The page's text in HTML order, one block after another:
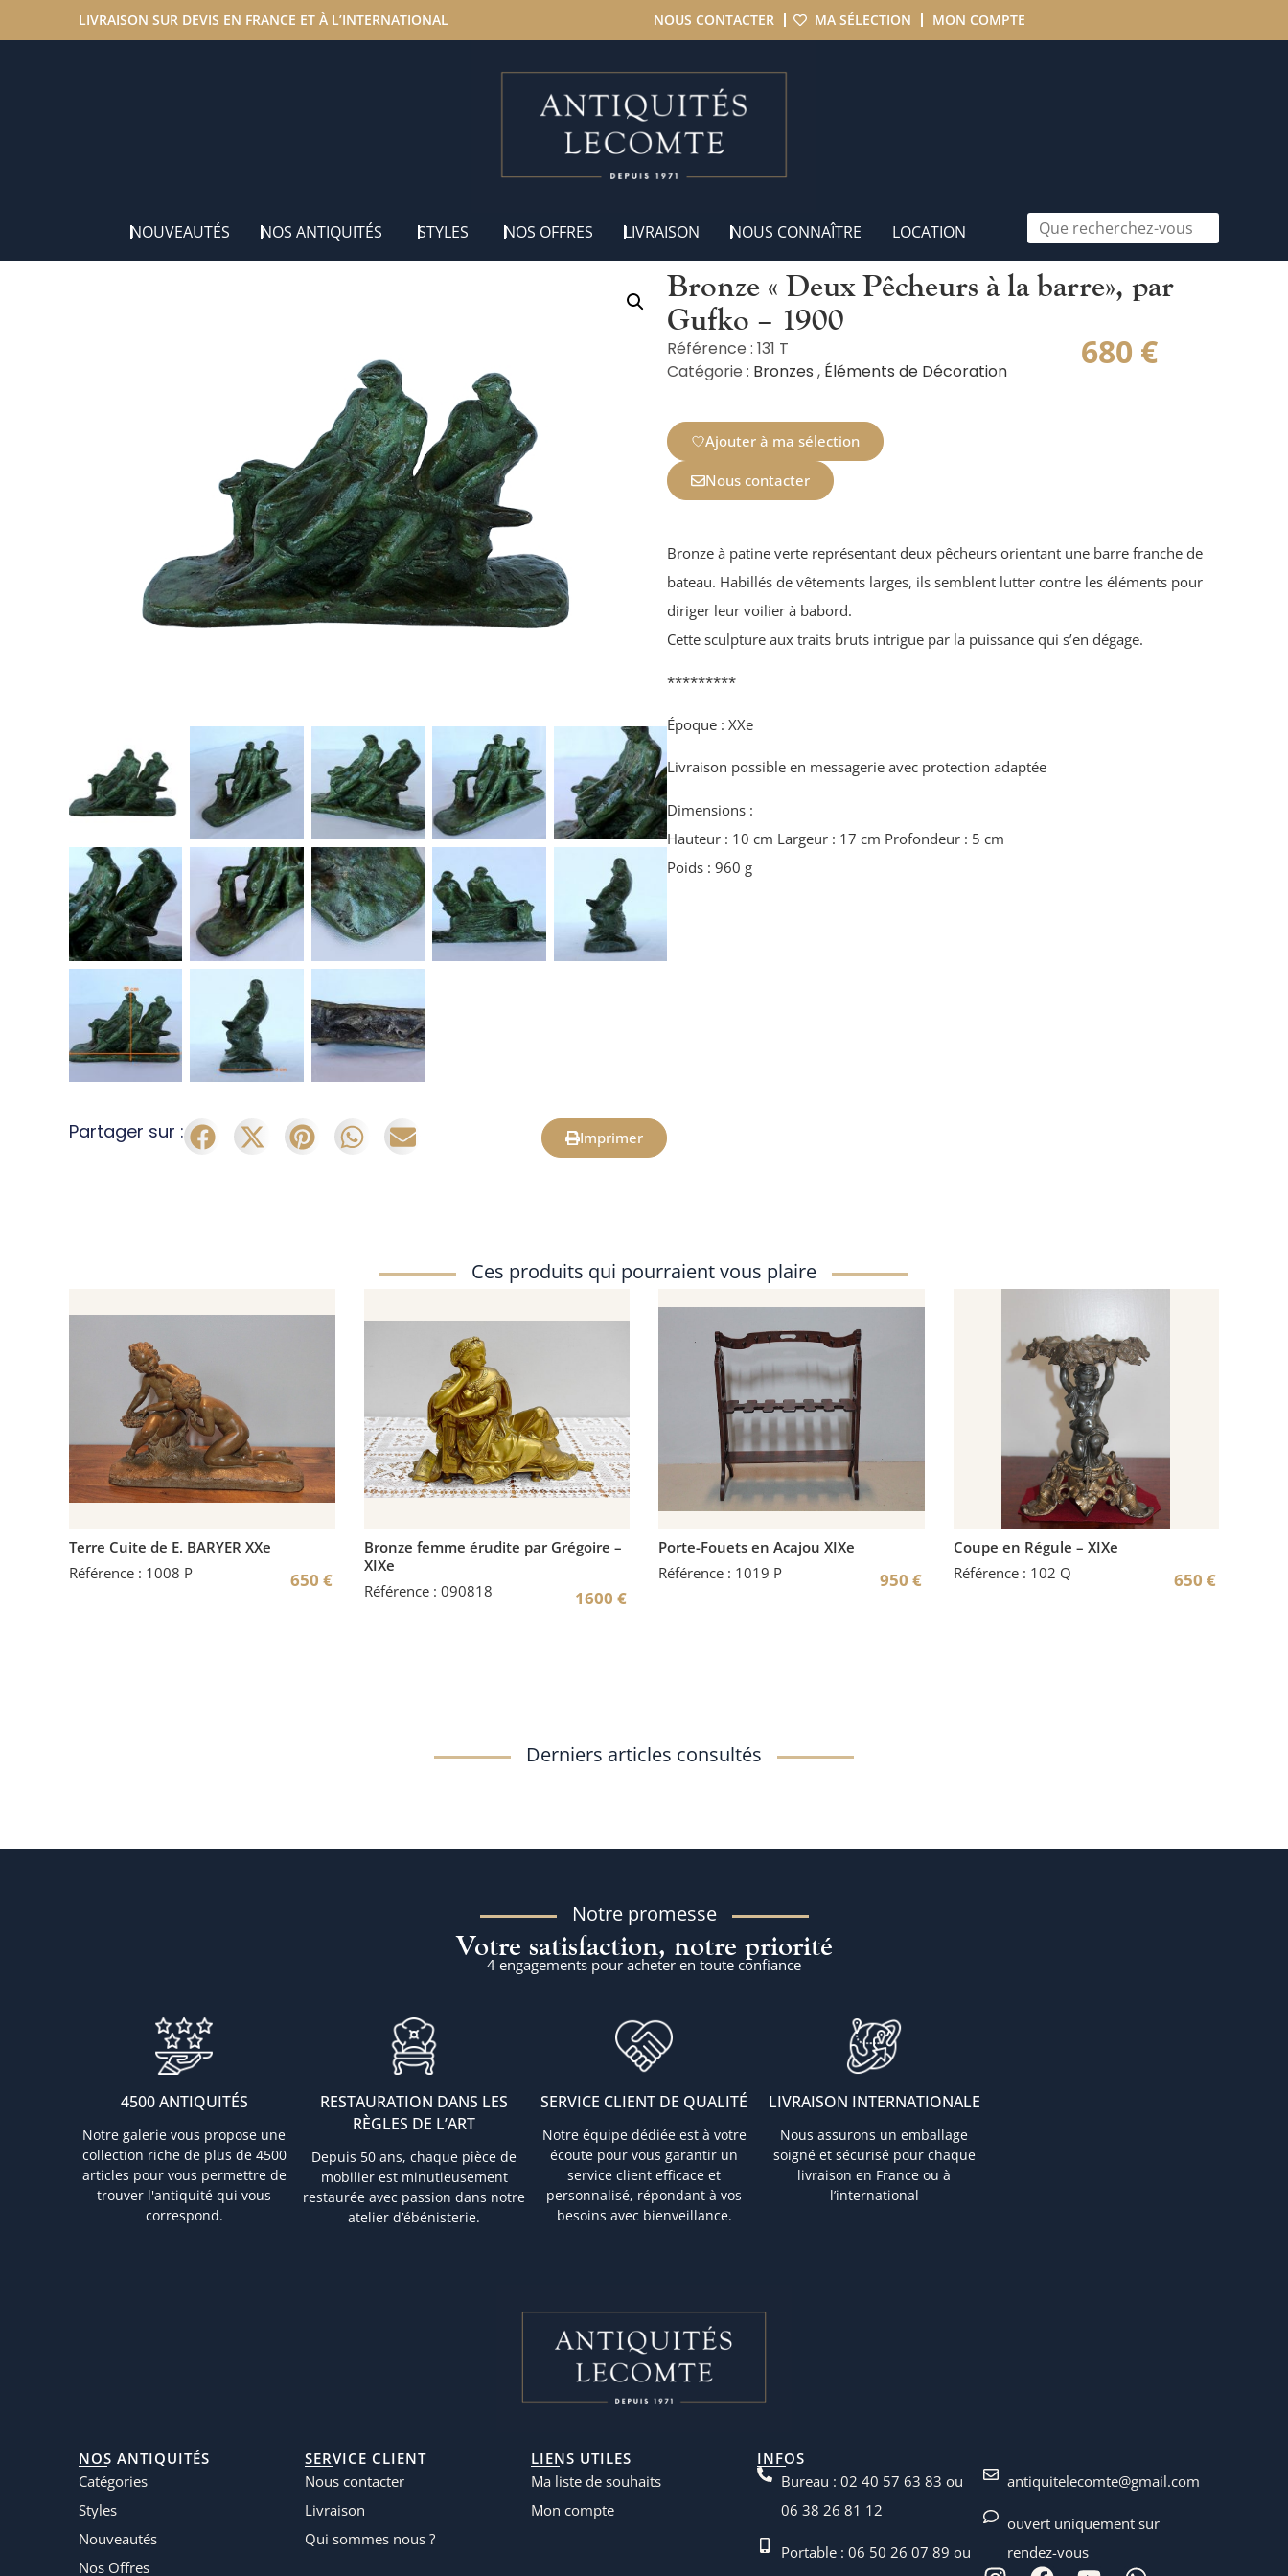
LIVRAISON SUR DEVIS EN FRANCE ET À L’INTERNATIONAL NOUS CONTACTER MA SÉLECTION MON COMPTE
NOUVEAUTÉS NOS ANTIQUITÉS STYLES NOS OFFRES LIVRAISON NOUS CONNAÎTRE LOCATION
Partager sur : Imprimer
Bronze « Deux Pêcheurs à la barre», par
Gufko – 1900
Référence : 131 T
Catégorie : Bronzes , Éléments de Décoration 680 €
Ajouter à ma sélection
Nous contacter
Bronze à patine verte représentant deux pêcheurs orientant une barre franche de
bateau. Habillés de vêtements larges, ils semblent lutter contre les éléments pour
diriger leur voilier à babord.
Cette sculpture aux traits bruts intrigue par la puissance qui s’en dégage.
*********
Époque : XXe
Livraison possible en messagerie avec protection adaptée
Dimensions :
Hauteur : 10 cm Largeur : 17 cm Profondeur : 5 cm
Poids : 960 g
Ces produits qui pourraient vous plaire
Terre Cuite de E. BARYER XXe
Référence : 1008 P
650 €
Bronze femme érudite par Grégoire –
XIXe
Référence : 090818
1600€
Porte-Fouets en Acajou XIXe
Référence : 1019 P
950 €
Coupe en Régule – XIXe
Référence : 102 Q
650€
Derniers articles consultés
Notre promesse
Votre satisfaction, notre priorité
4 engagements pour acheter en toute confiance
4500 ANTIQUITÉS
Notre galerie vous propose une
collection riche de plus de 4500
articles pour vous permettre de
trouver l'antiquité qui vous
correspond.
RESTAURATION DANS LES
RÈGLES DE L’ART
Depuis 50 ans, chaque pièce de
mobilier est minutieusement
restaurée avec passion dans notre
atelier d’ébénisterie.
SERVICE CLIENT DE QUALITÉ
Notre équipe dédiée est à votre
écoute pour vous garantir un
service client efficace et
personnalisé, répondant à vos
besoins avec bienveillance.
LIVRAISON INTERNATIONALE
Nous assurons un emballage
soigné et sécurisé pour chaque
livraison en France ou à
l’international
NOS ANTIQUITÉS
Catégories
Styles
Nouveautés
Nos Offres
SERVICE CLIENT
Nous contacter
Livraison
Qui sommes nous ?
LIENS UTILES
Ma liste de souhaits
Mon compte
INFOS
Bureau : 02 40 57 63 83 ou
06 38 26 81 12
Portable : 06 50 26 07 89 ou
antiquitelecomte@gmail.com
ouvert uniquement sur
rendez-vous